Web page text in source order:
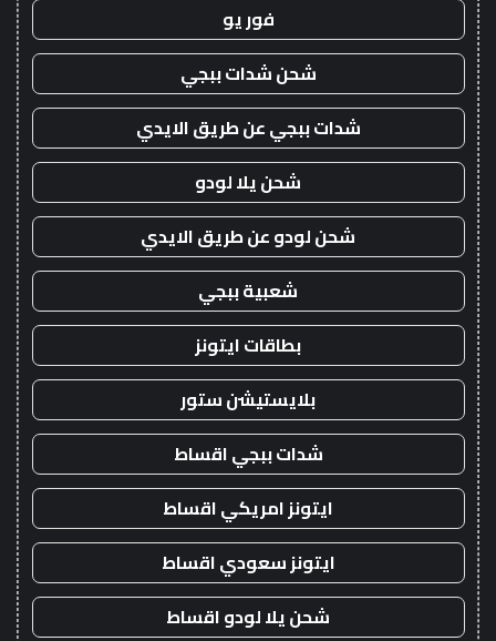
فور يو
شحن شدات ببجي
شدات ببجي عن طريق الايدي
شحن يلا لودو
شحن لودو عن طريق الايدي
شعبية ببجي
بطاقات ايتونز
بلايستيشن ستور
شدات ببجي اقساط
ايتونز امريكي اقساط
ايتونز سعودي اقساط
شحن يلا لودو اقساط